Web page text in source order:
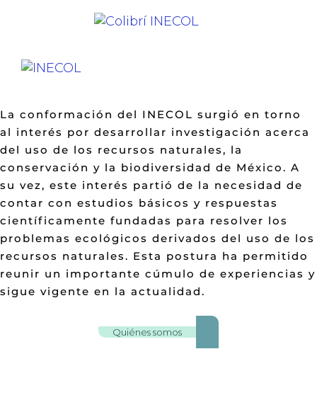
La conformación del INECOL surgió en torno
al interés por desarrollar investigación acerca
del uso de los recursos naturales, la
conservación y la biodiversidad de México. A
su vez, este interés partió de la necesidad de
contar con estudios básicos y respuestas
científicamente fundadas para resolver los
problemas ecológicos derivados del uso de los
recursos naturales. Esta postura ha permitido
reunir un importante cúmulo de experiencias y
sigue vigente en la actualidad.
Quiénes somos